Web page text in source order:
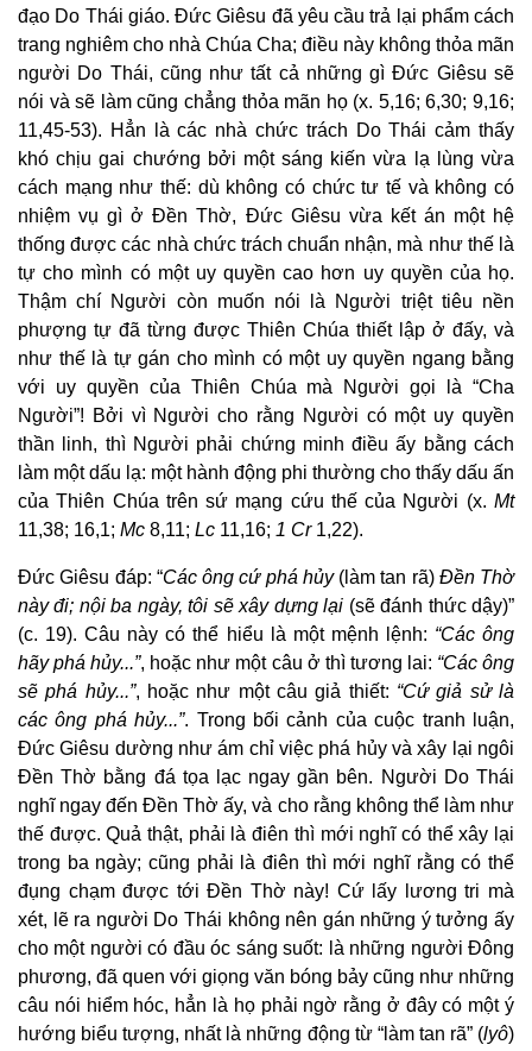
đạo Do Thái giáo. Đức Giêsu đã yêu cầu trả lại phẩm cách
trang nghiêm cho nhà Chúa Cha; điều này không thỏa mãn
người Do Thái, cũng như tất cả những gì Đức Giêsu sẽ
nói và sẽ làm cũng chẳng thỏa mãn họ (x. 5,16; 6,30; 9,16;
11,45-53). Hẳn là các nhà chức trách Do Thái cảm thấy
khó chịu gai chướng bởi một sáng kiến vừa lạ lùng vừa
cách mạng như thế: dù không có chức tư tế và không có
nhiệm vụ gì ở Đền Thờ, Đức Giêsu vừa kết án một hệ
thống được các nhà chức trách chuẩn nhận, mà như thế là
tự cho mình có một uy quyền cao hơn uy quyền của họ.
Thậm chí Người còn muốn nói là Người triệt tiêu nền
phượng tự đã từng được Thiên Chúa thiết lập ở đấy, và
như thế là tự gán cho mình có một uy quyền ngang bằng
với uy quyền của Thiên Chúa mà Người gọi là “Cha
Người”! Bởi vì Người cho rằng Người có một uy quyền
thần linh, thì Người phải chứng minh điều ấy bằng cách
làm một dấu lạ: một hành động phi thường cho thấy dấu ấn
của Thiên Chúa trên sứ mạng cứu thế của Người (x. Mt
11,38; 16,1; Mc 8,11; Lc 11,16; 1 Cr1,22).
Đức Giêsu đáp: “Các ông cứ phá hủy(làm tan rã) Đền Thờ
này đi; nội ba ngày, tôi sẽ xây dựng lại (sẽ đánh thức dậy)”
(c. 19). Câu này có thể hiểu là một mệnh lệnh: “Các ông
hãy phá hủy...”, hoặc như một câu ở thì tương lai: “Các ông
sẽ phá hủy...”, hoặc như một câu giả thiết: “Cứ giả sử là
các ông phá hủy...”. Trong bối cảnh của cuộc tranh luận,
Đức Giêsu dường như ám chỉ việc phá hủy và xây lại ngôi
Đền Thờ bằng đá tọa lạc ngay gần bên. Người Do Thái
nghĩ ngay đến Đền Thờ ấy, và cho rằng không thể làm như
thế được. Quả thật, phải là điên thì mới nghĩ có thể xây lại
trong ba ngày; cũng phải là điên thì mới nghĩ rằng có thể
đụng chạm được tới Đền Thờ này! Cứ lấy lương tri mà
xét, lẽ ra người Do Thái không nên gán những ý tưởng ấy
cho một người có đầu óc sáng suốt: là những người Đông
phương, đã quen với giọng văn bóng bảy cũng như những
câu nói hiểm hóc, hẳn là họ phải ngờ rằng ở đây có một ý
hướng biểu tượng, nhất là những động từ “làm tan rã” (lyô)